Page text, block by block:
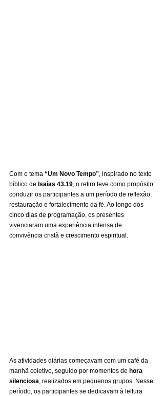
Com o tema “Um Novo Tempo”, inspirado no texto
bíblico de Isaías 43.19, o retiro teve como propósito
conduzir os participantes a um período de reflexão,
restauração e fortalecimento da fé. Ao longo dos
cinco dias de programação, os presentes
vivenciaram uma experiência intensa de
convivência cristã e crescimento espiritual.
As atividades diárias começavam com um café da
manhã coletivo, seguido por momentos de hora
silenciosa, realizados em pequenos grupos. Nesse
período, os participantes se dedicavam à leitura